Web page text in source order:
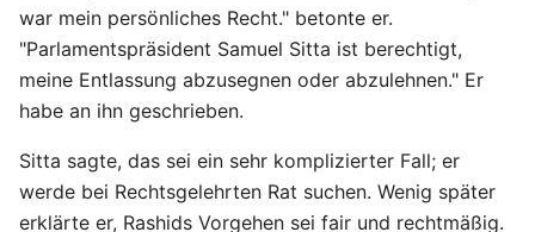
war mein persönliches Recht." betonte er.
"Parlamentspräsident Samuel Sitta ist berechtigt,
meine Entlassung abzusegnen oder abzulehnen." Er
habe an ihn geschrieben.
Sitta sagte, das sei ein sehr komplizierter Fall; er
werde bei Rechtsgelehrten Rat suchen. Wenig später
erklärte er, Rashids Vorgehen sei fair und rechtmäßig.